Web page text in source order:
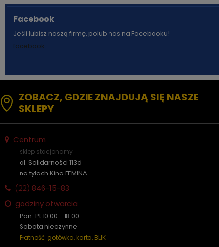
Facebook
Jeśli lubisz naszą firmę, polub nas na Facebooku!
facebook
ZOBACZ, GDZIE ZNAJDUJĄ SIĘ NASZE
SKLEPY
Centrum
sklep stacjonarny
al. Solidarności 113d
na tyłach Kina FEMINA
(22) 846-15-83
godziny otwarcia
Pon-Pt 10:00 - 18:00
Sobota nieczynne
Płatność: gotówka, karta, BLIK